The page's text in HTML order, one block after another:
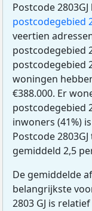
Postcode
postcodegebied
veertien
postcodegebied
postcodegebied
woningen
€388.000. Er
postcodegebied
inwoners (41%)
Postcode
gemiddeld 2,5
De gemiddelde
belangrijkste
2803 GJ is